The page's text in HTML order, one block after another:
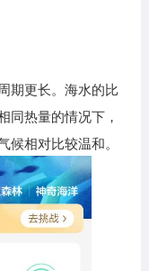
期更长。海水的比
同热量的情况下，
相对比较温和。